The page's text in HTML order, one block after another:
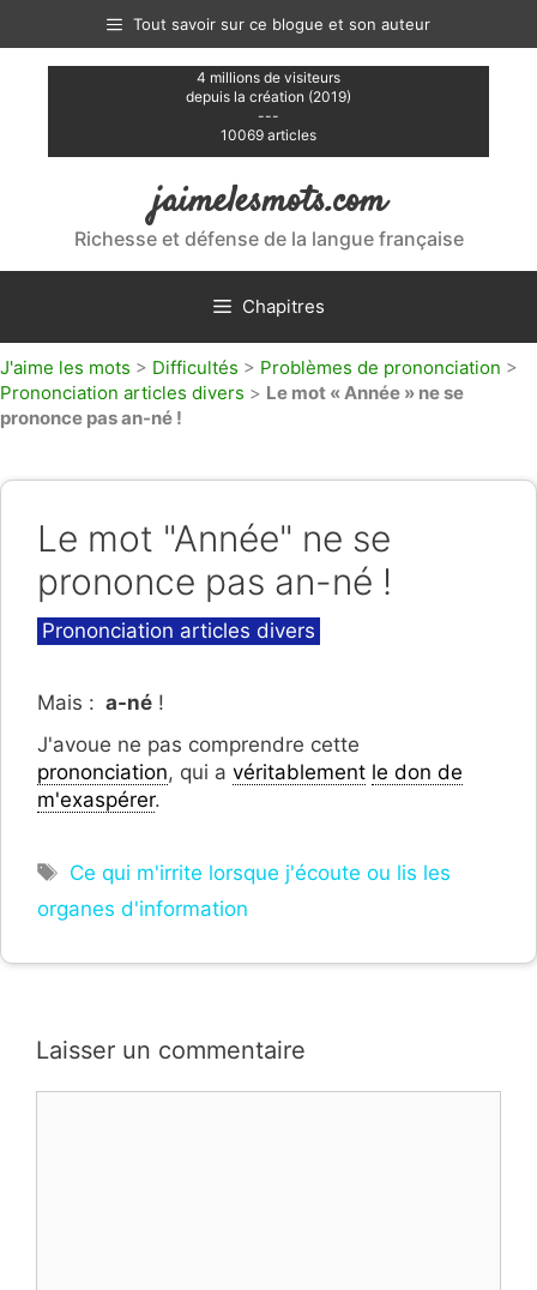
contenu
Tout savoir sur ce blogue et son auteur
4 millions de visiteurs
depuis la création (2019)
---
10069 articles
jaimelesmots.com
Richesse et défense de la langue française
Chapitres
J'aime les mots > Difficultés > Problèmes de prononciation >
Prononciation articles divers > Le mot « Année » ne se
prononce pas an-né !
Le mot "Année" ne se
prononce pas an-né !
Catégories
Prononciation articles divers
Mais : a-né !
J'avoue ne pas comprendre cette
prononciation, qui a véritablement le don de
m'exaspérer.
Étiquettes
Ce qui m'irrite lorsque j'écoute ou lis les
organes d'information
Laisser un commentaire